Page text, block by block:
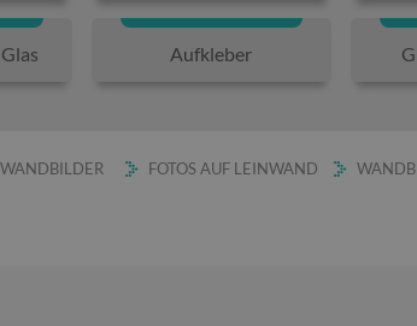
Aufkleber
WANDBILDER FOTOS AUF LEINWAND